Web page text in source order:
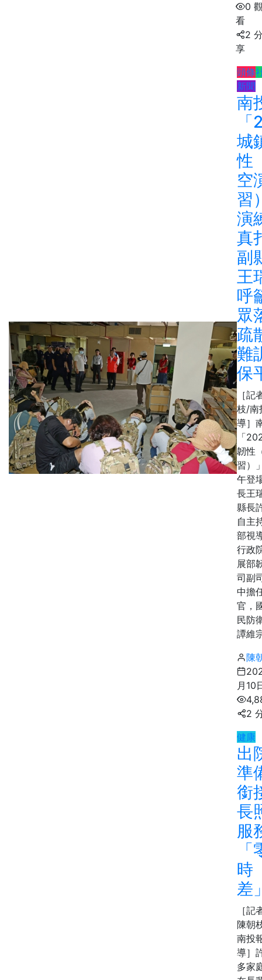
0
看
2
享
頭條
新聞
南
城
性
空
習
演
真
副
王
呼
眾
疏
難
保
［記
枝/南
導］
「
韌性
習）
午登
長王
縣長
自主
部視
行政
展部
司副
中擔
官，
民防
譚維
陳
月10
2
健康
出
準
銜
長
服
「
時
差
［記
陳朝
南投
導］
多家